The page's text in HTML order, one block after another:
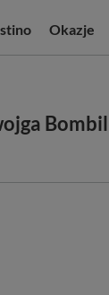
Okazje